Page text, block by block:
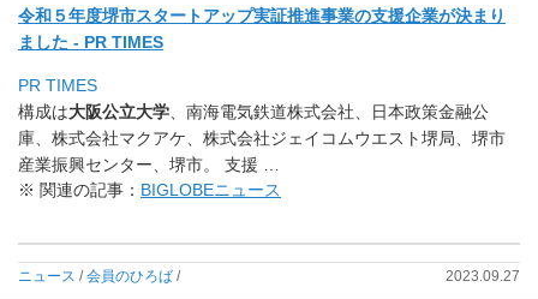
令和５年度堺市スタートアップ実証推進事業の支援企業が決まり
ま した - PR TIMES
PR TIMES
構成は大阪公立大学 、南海電気鉄道株式会社、日本政策金融公
庫、 株式会社マクアケ、株式会社ジェイコムウエスト堺局、 堺市
産業振興センター、堺市。 支援 …
※ 関連の記事： BIGLOBEニュース
ニュース /会員のひろば / 2023.09.27